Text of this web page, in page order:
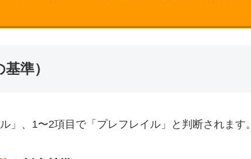
準）
」、1〜2項目で「プレフレイル」と判断されます。